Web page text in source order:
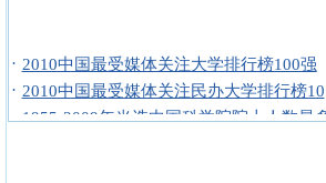
2010中国最受媒体关注大学排行榜100强
2010中国最受媒体关注民办大学排行榜10
1955-2009年当选中国科学院院士人数最多